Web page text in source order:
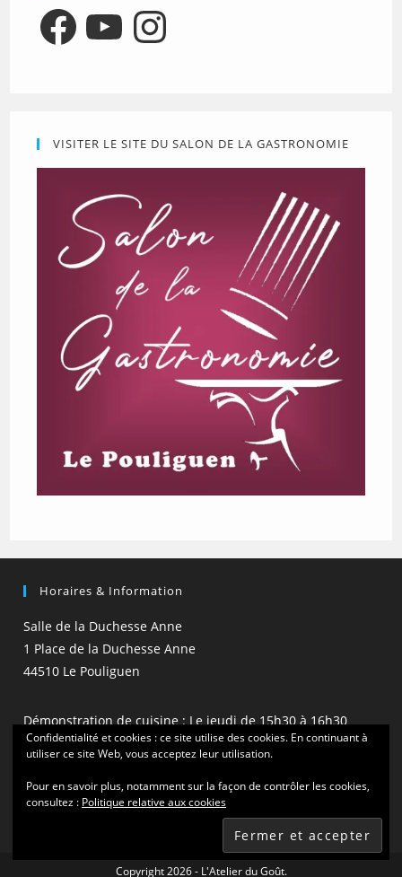
FacebookYouTubeInstagram
VISITER LE SITE DU SALON DE LA GASTRONOMIE
Horaires & Information
Salle de la Duchesse Anne
1 Place de la Duchesse Anne
44510 Le Pouliguen
Démonstration de cuisine : Le jeudi de 15h30 à 16h30
(hors vacances scolaires)
Copyright 2026 - L'Atelier du Goût.
Confidentialité et cookies : ce site utilise des cookies. En continuant à
utiliser ce site Web, vous acceptez leur utilisation.
Pour en savoir plus, notamment sur la façon de contrôler les cookies,
consultez : Politique relative aux cookies